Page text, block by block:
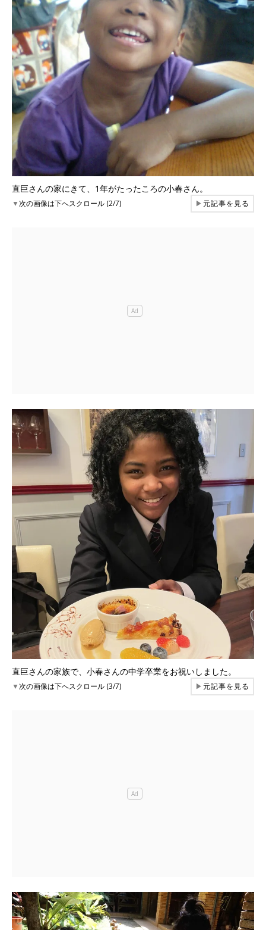
直巨さんの家にきて、1年がたったころの小春さん。
▼次の画像は下へスクロール (2/7) ▶元記事を見る
直巨さんの家族で、小春さんの中学卒業をお祝いしました。
▼次の画像は下へスクロール (3/7) ▶元記事を見る